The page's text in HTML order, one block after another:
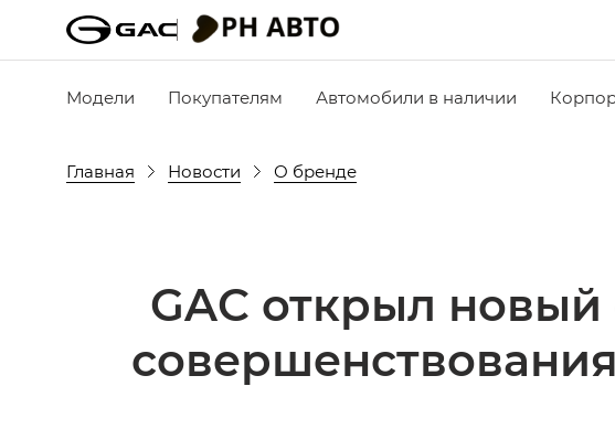
Модели Покупателям Автомобили в наличии
Главная Новости О бренде
GAC открыл новый